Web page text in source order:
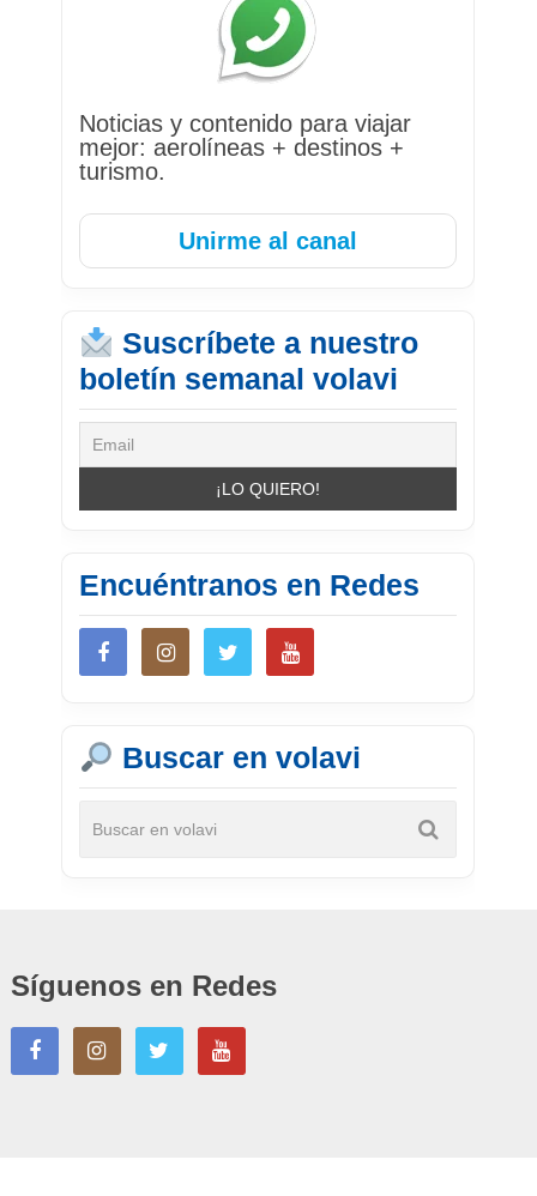
Noticias y contenido para viajar
mejor: aerolíneas + destinos +
turismo.
Unirme al canal
Suscríbete a nuestro
boletín semanal volavi
Encuéntranos en Redes
Buscar en volavi
Síguenos en Redes